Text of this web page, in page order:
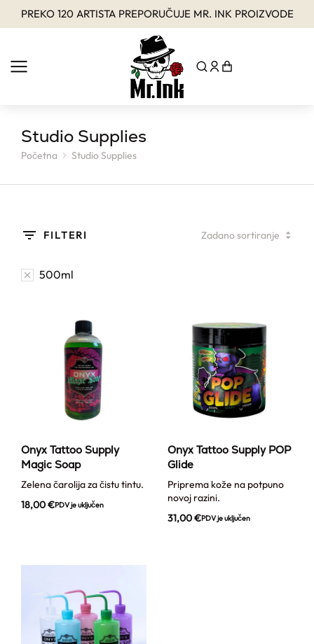
PREKO 120 ARTISTA PREPORUČUJE MR. INK PROIZVODE
Studio Supplies
You are here:
Početna Studio Supplies
FILTERI
500ml
Onyx Tattoo Supply
Magic Soap
Zelena čarolija za čistu tintu.
18,00€PDV je uključen
Onyx Tattoo Supply POP
Glide
Priprema kože na potpuno
novoj razini.
31,00€PDV je uključen